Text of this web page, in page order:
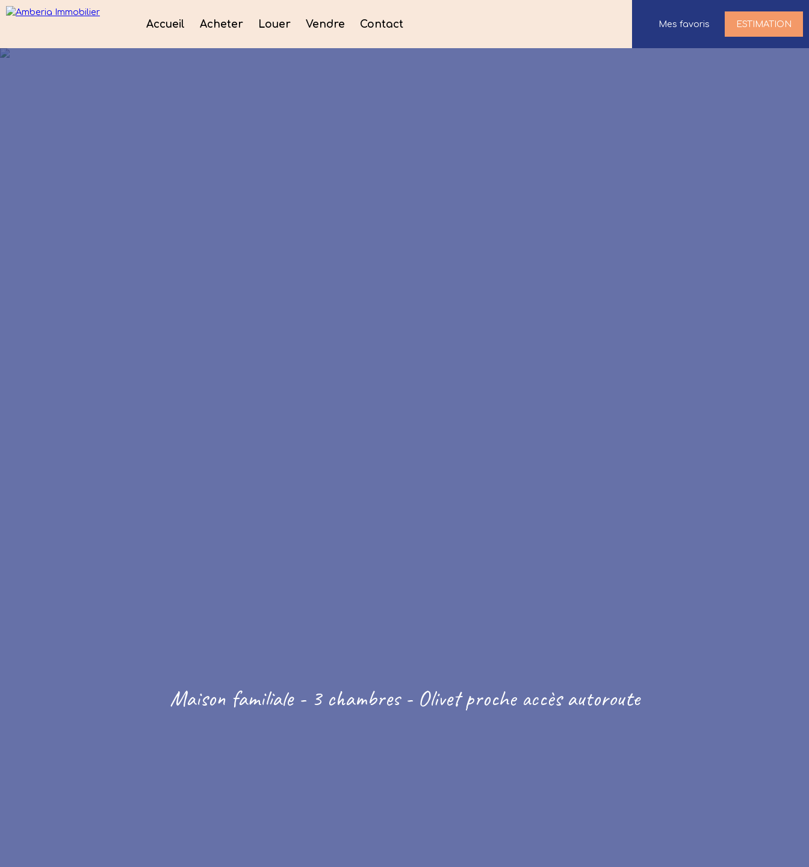
Accueil Acheter Louer Vendre Contact Mes favoris ESTIMATION
Maison familiale - 3 chambres - Olivet proche accès autoroute